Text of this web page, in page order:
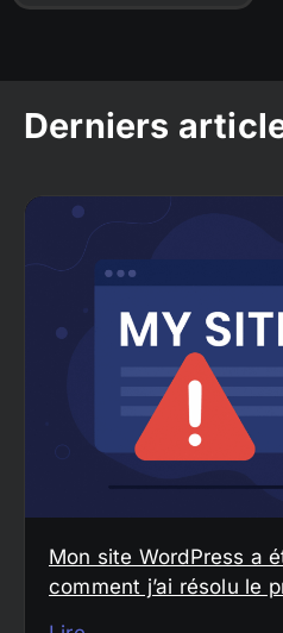
Derniers
Mon site WordPress a
comment j’ai résolu le